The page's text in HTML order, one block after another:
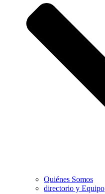
Quiénes Somos
directorio y Equipo